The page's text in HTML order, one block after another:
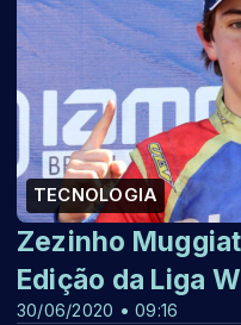
TECNOLOGIA
30/06/2020 • 09:16
Zezinho
Edição da Liga